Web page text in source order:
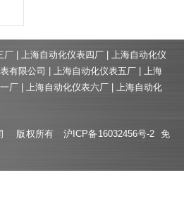
厂 上海自动化仪表四厂
上海自动化仪
有限公司 上海自动化仪表五厂
上海
厂 上海自动化仪表六厂
上海自动化
司 版权所有 沪ICP备16032456号-2
免